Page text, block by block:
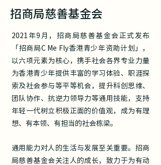
招商局慈善基金会
2021年9月，招商局慈善基金会正式发布
「招商局C Me Fly香港青少年资助计划」，
以六项元素为核心，携手社会各界专业力量
为香港青少年提供丰富的学习体验、职涯探
索及社会参与等平等机会，提升科创思维、
团队协作、抗逆力领导力等通用技能，支持
年轻一代树立积极正面的价值观，成为有理
想、有本领、有担当的社会栋梁。
通用能力对人的生活与发展至关重要。招商
局慈善基金会关注人的成长，致力于为有动